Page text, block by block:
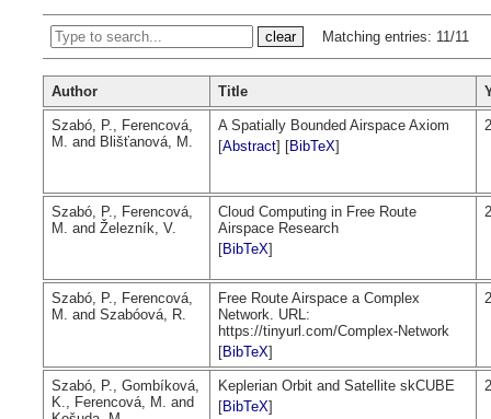
Matching entries: 11/11
Author Title
Szabó, P., Ferencová,
M. and Blišťanová, M.
A Spatially Bounded Airspace Axiom
[Abstract] [BibTeX]
Szabó, P., Ferencová,
M. and Železník, V.
Cloud Computing in Free Route
Airspace Research
[BibTeX]
Szabó, P., Ferencová,
M. and Szabóová, R.
Free Route Airspace a Complex
Network. URL:
https://tinyurl.com/Complex-Network
[BibTeX]
Szabó, P., Gombíková,
K., Ferencová, M. and
Keplerian Orbit and Satellite skCUBE
[BibTeX]